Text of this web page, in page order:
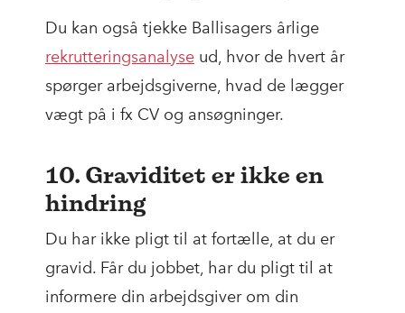
Du kan også tjekke Ballisagers årlige
rekrutteringsanalyse ud, hvor de hvert år
spørger arbejdsgiverne, hvad de lægger
vægt på i fx CV og ansøgninger.
10. Graviditet er ikke en
hindring
Du har ikke pligt til at fortælle, at du er
gravid. Får du jobbet, har du pligt til at
informere din arbejdsgiver om din